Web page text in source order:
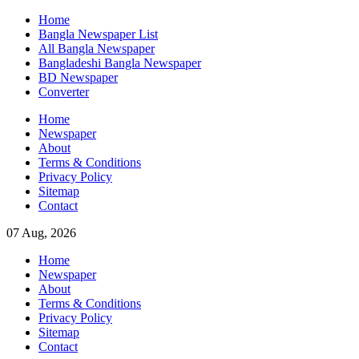
Skip
content
Home
Bangla Newspaper List
All Bangla Newspaper
Bangladeshi Bangla Newspaper
BD Newspaper
Converter
Home
Newspaper
About
Terms & Conditions
Privacy Policy
Sitemap
Contact
07 Aug, 2026
Home
Newspaper
About
Terms & Conditions
Privacy Policy
Sitemap
Contact